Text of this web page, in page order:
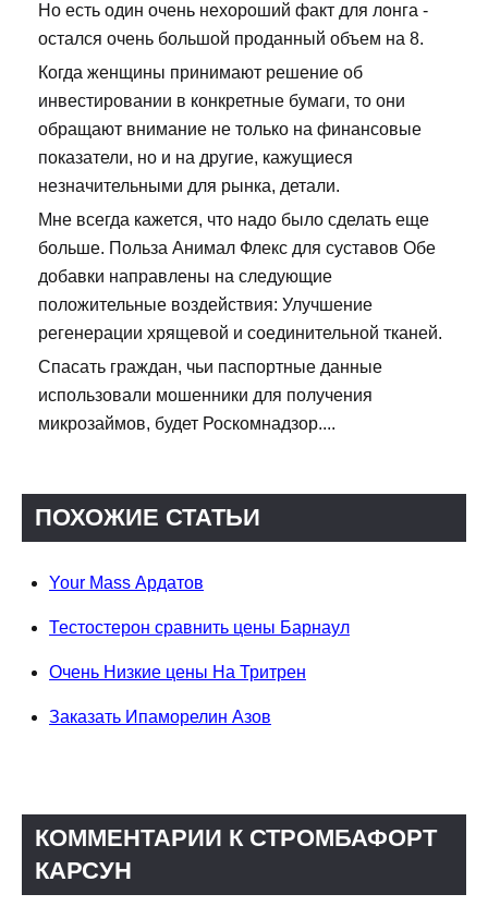
Но есть один очень нехороший факт для лонга -
остался очень большой проданный объем на 8.
Когда женщины принимают решение об
инвестировании в конкретные бумаги, то они
обращают внимание не только на финансовые
показатели, но и на другие, кажущиеся
незначительными для рынка, детали.
Мне всегда кажется, что надо было сделать еще
больше. Польза Анимал Флекс для суставов Обе
добавки направлены на следующие
положительные воздействия: Улучшение
регенерации хрящевой и соединительной тканей.
Спасать граждан, чьи паспортные данные
использовали мошенники для получения
микрозаймов, будет Роскомнадзор....
ПОХОЖИЕ СТАТЬИ
Your Mass Ардатов
Тестостерон сравнить цены Барнаул
Очень Низкие цены На Тритрен
Заказать Ипаморелин Азов
КОММЕНТАРИИ К СТРОМБАФОРТ
КАРСУН